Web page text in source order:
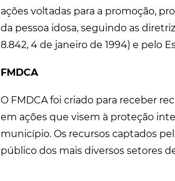
ações voltadas para a promoção,
da pessoa idosa, seguindo as
8.842, 4 de janeiro de 1994) e pelo
FMDCA
O FMDCA foi criado para receber
em ações que visem à proteção
município. Os recursos captados
público dos mais diversos setores